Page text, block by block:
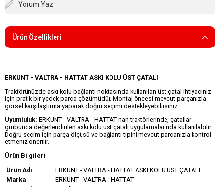
Yorum Yaz
Ürün Özellikleri
ERKUNT - VALTRA - HATTAT ASKI KOLU ÜST ÇATALI
Traktörünüzde askı kolu bağlantı noktasında kullanılan üst çatal ihtiyacınız
için pratik bir yedek parça çözümüdür. Montaj öncesi mevcut parçanızla
görsel karşılaştırma yaparak doğru seçimi destekleyebilirsiniz.
Uyumluluk: ERKUNT - VALTRA - HATTAT nan traktörlerinde, çatallar
grubunda değerlendirilen askı kolu üst çatalı uygulamalarında kullanılabilir.
Doğru seçim için parça ölçüsü ve bağlantı tipini mevcut parçanızla kontrol
etmeniz önerilir.
Ürün Bilgileri
Ürün Adı
ERKUNT - VALTRA - HATTAT ASKI KOLU ÜST ÇATALI
Marka
ERKUNT - VALTRA - HATTAT